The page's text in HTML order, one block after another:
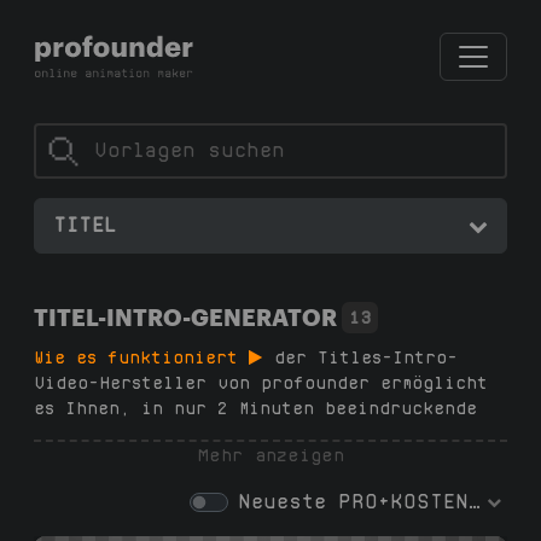
TITEL
TITEL-INTRO-GENERATOR 13
Wie es funktioniert
der Titles-Intro-
Video-Hersteller von profounder ermöglicht
es Ihnen, in nur 2 Minuten beeindruckende
Software, keine Designfähigkeiten, keine
Vorlage in unserem Generator, passen Sie den
Text, die Schriftarten und die Farben an
Mehr anzeigen
Neueste PRO+KOSTENLOS